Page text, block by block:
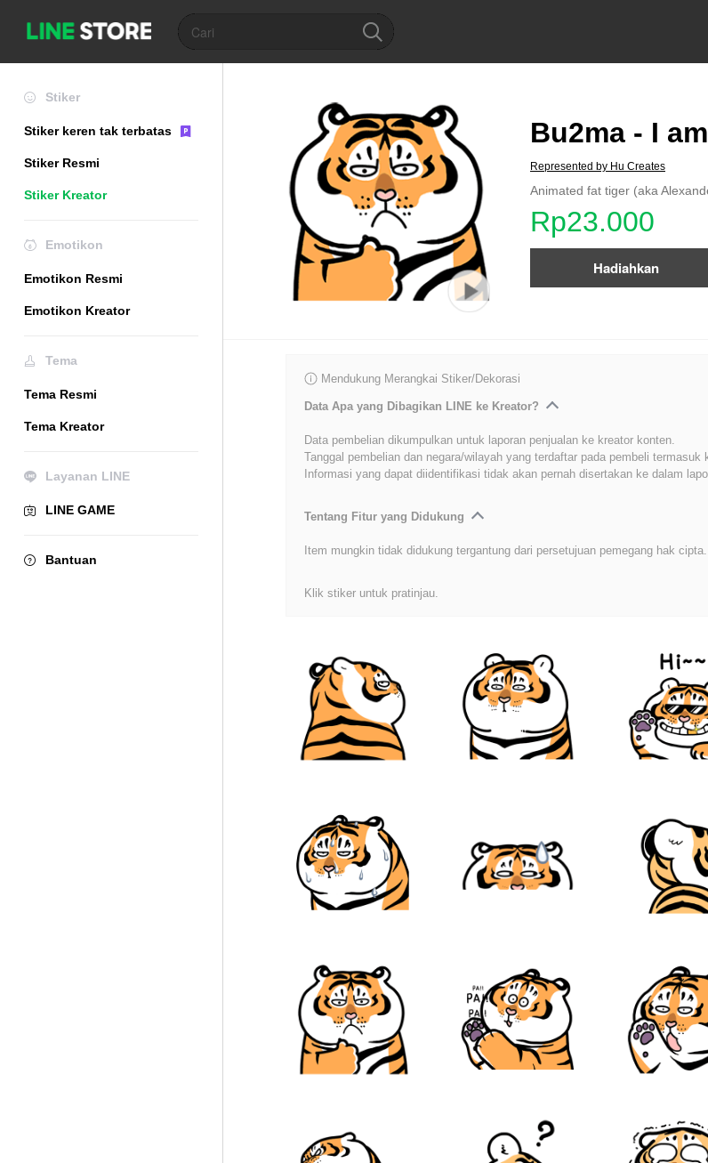
Stiker
Stiker keren tak terbatas
Stiker Resmi
Stiker Kreator
Emotikon
Emotikon Resmi
Emotikon Kreator
Tema
Tema Resmi
Tema Kreator
Layanan LINE
LINE GAME
Bantuan
Bu2ma - I
Represented by Hu Creates
Animated fat tiger (aka
Rp23.000
Hadiahkan
Mendukung Merangkai Stiker/Dekorasi
Data Apa yang Dibagikan LINE ke Kreator?
Data pembelian dikumpulkan untuk laporan penjualan ke kreator konten.
Tanggal pembelian dan negara/wilayah yang terdaftar pada pembeli termasuk
Informasi yang dapat diidentifikasi tidak akan pernah disertakan ke dalam
Tentang Fitur yang Didukung
Item mungkin tidak didukung tergantung dari persetujuan pemegang hak cipta.
Klik stiker untuk pratinjau.